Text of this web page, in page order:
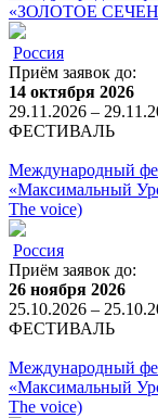
«ЗОЛОТОЕ
Россия
Приём заявок до:
14 октября 2026
29.11.2026 –
ФЕСТИВАЛЬ
Международный
«Максимальный
The voice)
Россия
Приём заявок до:
26 ноября 2026
25.10.2026 –
ФЕСТИВАЛЬ
Международный
«Максимальный
The voice)